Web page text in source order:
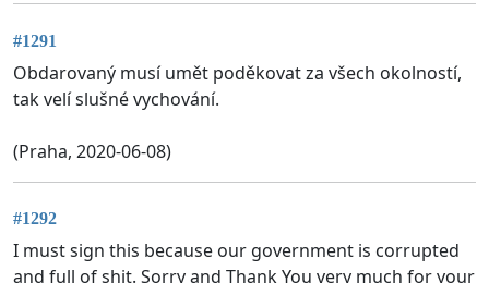
#1291
Obdarovaný musí umět poděkovat za všech okolností,
tak velí slušné vychování.
(Praha, 2020-06-08)
#1292
I must sign this because our government is corrupted
and full of shit. Sorry and Thank You very much for your